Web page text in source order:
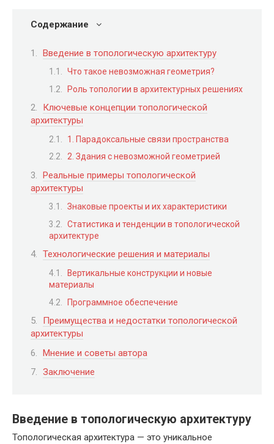
Содержание
Введение в топологическую архитектуру
Что такое невозможная геометрия?
Роль топологии в архитектурных решениях
Ключевые концепции топологической
архитектуры
1. Парадоксальные связи пространства
2. Здания с невозможной геометрией
Реальные примеры топологической
архитектуры
Знаковые проекты и их характеристики
Статистика и тенденции в топологической
архитектуре
Технологические решения и материалы
Вертикальные конструкции и новые
материалы
Программное обеспечение
Преимущества и недостатки топологической
архитектуры
Мнение и советы автора
Заключение
Введение в топологическую архитектуру
Топологическая архитектура — это уникальное